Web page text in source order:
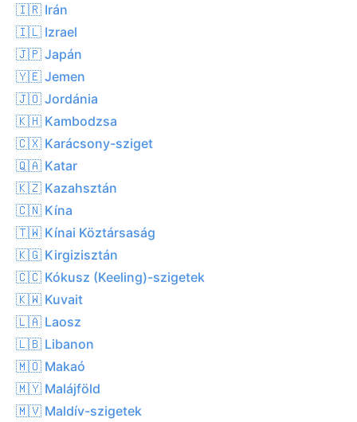
🇮🇷 Irán
🇮🇱 Izrael
🇯🇵 Japán
🇾🇪 Jemen
🇯🇴 Jordánia
🇰🇭 Kambodzsa
🇨🇽 Karácsony-sziget
🇶🇦 Katar
🇰🇿 Kazahsztán
🇨🇳 Kína
🇹🇼 Kínai Köztársaság
🇰🇬 Kirgizisztán
🇨🇨 Kókusz (Keeling)-szigetek
🇰🇼 Kuvait
🇱🇦 Laosz
🇱🇧 Libanon
🇲🇴 Makaó
🇲🇾 Malájföld
🇲🇻 Maldív-szigetek